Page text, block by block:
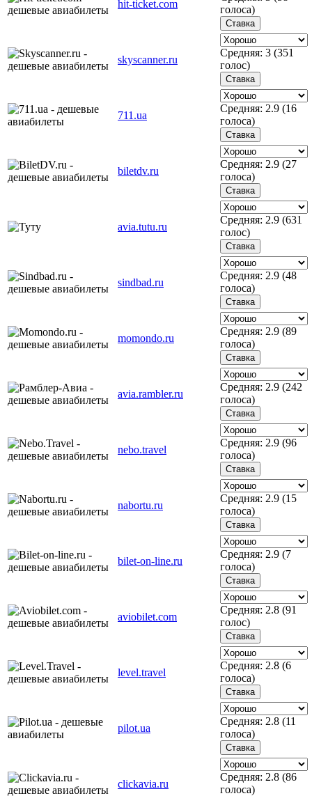
hit-ticket.com
голоса)
skyscanner.ru
Средняя: 3 (351
голос)
711.ua
Средняя: 2.9 (16
голоса)
biletdv.ru
Средняя: 2.9 (27
голоса)
avia.tutu.ru
Средняя: 2.9 (631
голос)
sindbad.ru
Средняя: 2.9 (48
голоса)
momondo.ru
Средняя: 2.9 (89
голоса)
avia.rambler.ru
Средняя: 2.9 (242
голоса)
nebo.travel
Средняя: 2.9 (96
голоса)
nabortu.ru
Средняя: 2.9 (15
голоса)
bilet-on-line.ru
Средняя: 2.9 (7
голоса)
aviobilet.com
Средняя: 2.8 (91
голос)
level.travel
Средняя: 2.8 (6
голоса)
pilot.ua
Средняя: 2.8 (11
голоса)
clickavia.ru
Средняя: 2.8 (86
голоса)